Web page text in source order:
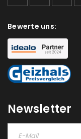
Bewerte uns:
Newsletter